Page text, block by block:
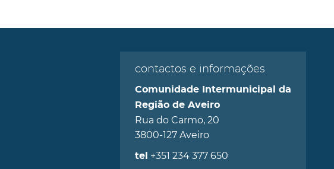
contactos e informações
Comunidade Intermunicipal da
Região de Aveiro
Rua do Carmo, 20
3800-127 Aveiro
tel +351 234 377 650